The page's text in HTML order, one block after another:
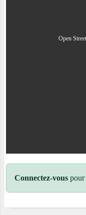
Open
Connectez-vous pour